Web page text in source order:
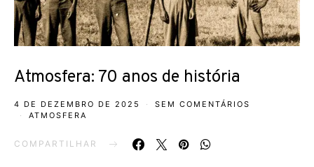
Atmosfera: 70 anos de história
4 DE DEZEMBRO DE 2025
SEM COMENTÁRIOS
ATMOSFERA
COMPARTILHAR